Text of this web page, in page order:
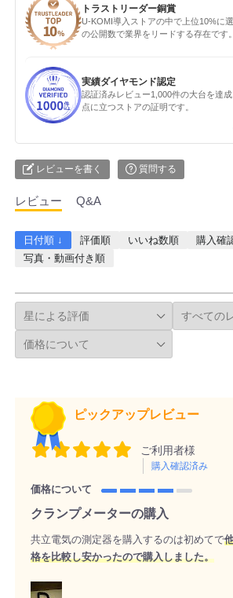
トラストリーダー銅賞
U-KOMI導入ストアの中で上位10%に
の公開数で業界をリードする存在です。
実績ダイヤモンド認定
認証済みレビュー1,000件の大台を達
点に立つストアの証明です。
レビューを書く 質問する
レビュー Q&A
日付順 ↓ 評価順 いいね数順 購入確
写真・動画付き順
ピックアップレビュー
ご利用者様
購入確認済み
価格について
クランプメーターの購入
共立電気の測定器を購入するのは初めてで
格を比較し安かったので購入しました。